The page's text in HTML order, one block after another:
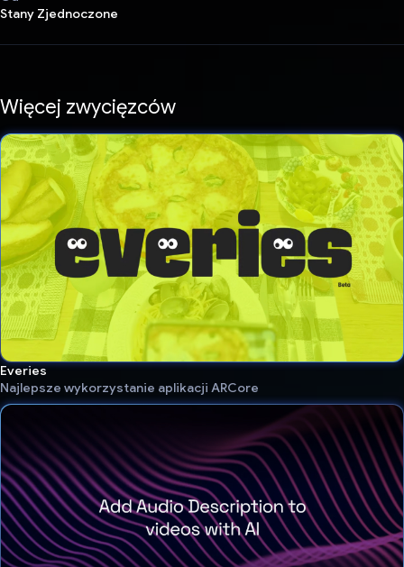
Stany Zjednoczone
Więcej zwycięzców
Everies
Najlepsze wykorzystanie aplikacji ARCore